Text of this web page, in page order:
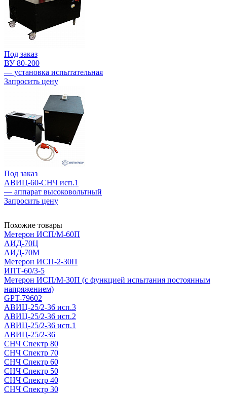
Под заказ
ВУ 80-200
— установка испытательная
Запросить цену
Под заказ
АВИЦ-60-СНЧ исп.1
— аппарат высоковольтный
Запросить цену
Похожие товары
Метерон ИСП/М-60П
АИД-70Ц
АИД-70М
Метерон ИСП-2-30П
ИПТ-60/3-5
Метерон ИСП/М-30П (с функцией испытания постоянным
напряжением)
GPT-79602
АВИЦ-25/2-36 исп.3
АВИЦ-25/2-36 исп.2
АВИЦ-25/2-36 исп.1
АВИЦ-25/2-36
СНЧ Спектр 80
СНЧ Спектр 70
СНЧ Спектр 60
СНЧ Спектр 50
СНЧ Спектр 40
СНЧ Спектр 30